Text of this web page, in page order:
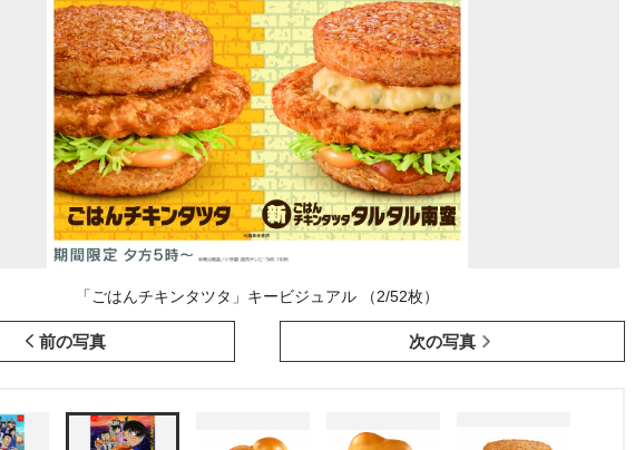
「ごはんチキンタツタ」キービジュアル （2/52枚）
前の写真 次の写真